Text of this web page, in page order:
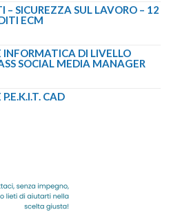
– SICUREZZA SUL LAVORO – 12
ECM
INFORMATICA DI LIVELLO
SOCIAL MEDIA MANAGER
CAD